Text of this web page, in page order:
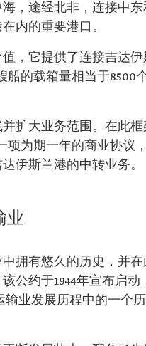
，途经北非，连接中
内的重要港口。
，它提供了连接吉达
船的载箱量相当于8500
扩大业务范围。在此
项为期一年的商业协议
伊斯兰港的中转业务。
业
拥有悠久的历史，并
公约于1944年宣布启
输业发展历程中的一个